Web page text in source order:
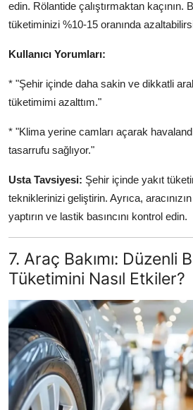
edin. Rölantide çalıştırmaktan kaçının.
tüketiminizi %10-15 oranında
Kullanıcı Yorumları:
* "Şehir içinde daha sakin ve dikkatli
tüketimimi azalttım."
* "Klima yerine camları açarak
tasarrufu sağlıyor."
Usta Tavsiyesi: Şehir içinde yakıt
tekniklerinizi geliştirin. Ayrıca,
yaptırın ve lastik basıncını kontrol edin.
7. Araç Bakımı: Düzenli
Tüketimini Nasıl Etkiler?